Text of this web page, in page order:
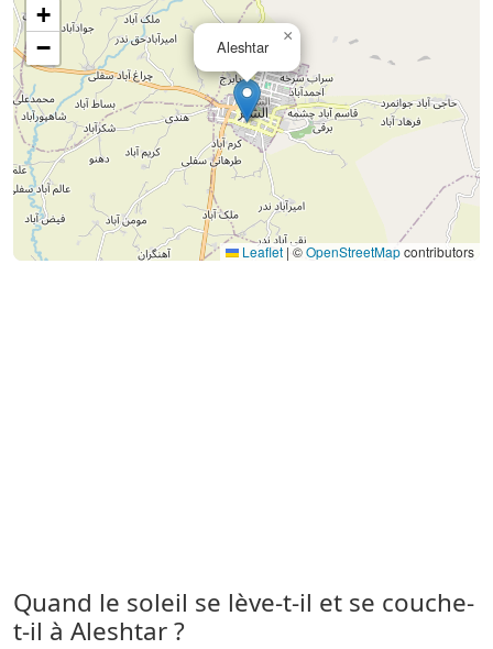
Aleshtar
×
+
−
Leaflet |©OpenStreetMapcontributors
Quand le soleil se lève-t-il et se couche-
t-il à Aleshtar ?